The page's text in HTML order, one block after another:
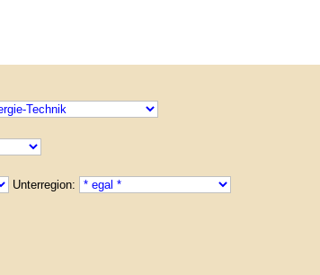
Unterregion: